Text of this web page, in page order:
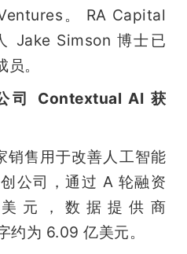
。 RA Capital
Jake Simson 博士已
。
司 Contextual AI 获
售用于改善人工智能
公司，通过 A 轮融资
元，数据提供商
为 6.09 亿美元。